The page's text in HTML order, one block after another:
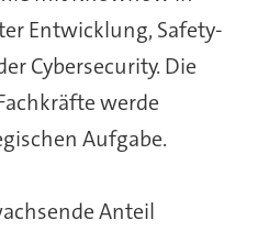
Entwicklung, Safety-
Cybersecurity. Die
werde
Aufgabe.
Anteil